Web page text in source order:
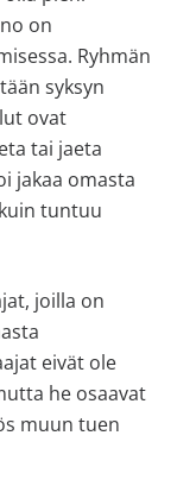
on
Ryhmän
syksyn
ovat
tai jaeta
jakaa omasta
tuntuu
joilla on
eivät ole
he osaavat
muun tuen